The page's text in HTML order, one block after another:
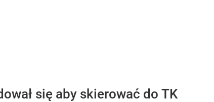
się aby skierować do TK